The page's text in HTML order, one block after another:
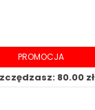
PROMOCJA
80.00 zł